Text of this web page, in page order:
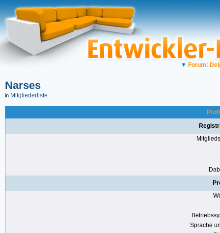
▼ Forum:
Narses
in Mitgliederliste
Sprache